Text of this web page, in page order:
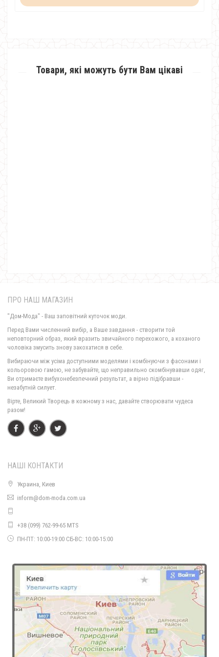
Товари, які можуть бути Вам цікаві
950.00грн.
Жіночий модний костюм в спортивному стилі
1130.00грн.
ПРО НАШ МАГАЗИН
"Дом-Мода" - Ваш заповітний куточок моди.
Перед Вами численний вибір, а Ваше завдання - створити той
неповторний образ, який вразить звичайного перехожого, а коханого
чоловіка змусить знову закохатися в себе.
Вибираючи між усіма доступними моделями і комбінуючи з фасонами і
кольоровою гамою, не забувайте, що неправильно скомбінувавши одяг,
Ви отримаєте вибухонебезпечний результат, а вірно підібравши -
незабутній силует.
Вірте, Великий Творець в кожному з нас, давайте створювати чудеса
разом!
НАШІ КОНТАКТИ
Украина, Киев
inform@dom-moda.com.ua
+38 (099) 762-99-65 MTS
ПН-ПТ: 10:00-19:00 СБ-ВС: 10:00-15:00